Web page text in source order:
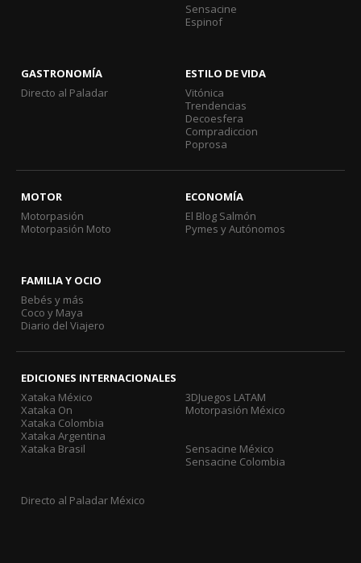
Sensacine
Espinof
GASTRONOMÍA
Directo al Paladar
ESTILO DE VIDA
Vitónica
Trendencias
Decoesfera
Compradiccion
Poprosa
MOTOR
Motorpasión
Motorpasión Moto
ECONOMÍA
El Blog Salmón
Pymes y Autónomos
FAMILIA Y OCIO
Bebés y más
Coco y Maya
Diario del Viajero
EDICIONES INTERNACIONALES
Xataka México
Xataka On
Xataka Colombia
Xataka Argentina
Xataka Brasil
3DJuegos LATAM
Motorpasión México
Sensacine México
Sensacine Colombia
Directo al Paladar México